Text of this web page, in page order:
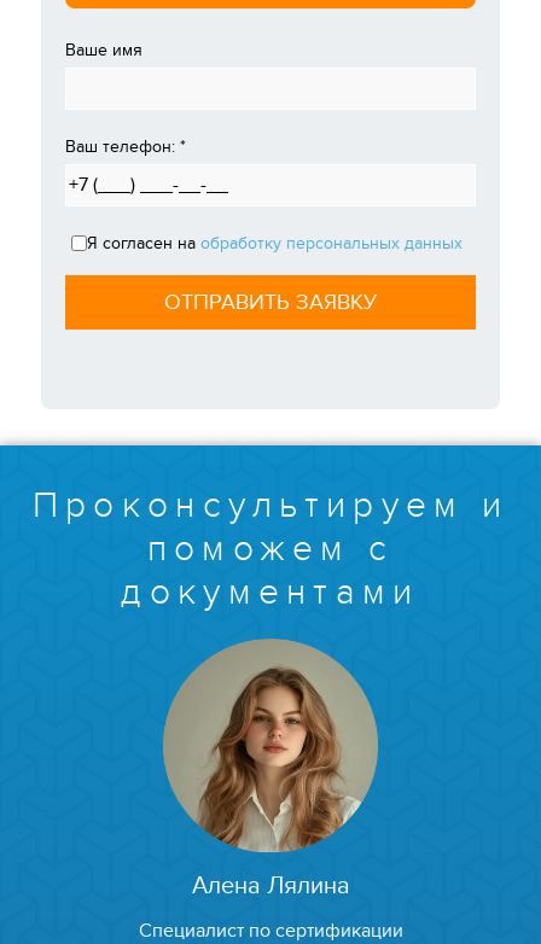
Ваше имя
Ваш телефон: *
Я согласен на обработку персональных данных
Проконсультируем и
поможем с
документами
Алена Лялина
Специалист по сертификации